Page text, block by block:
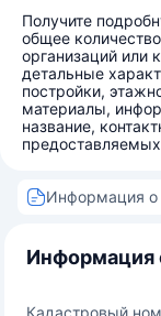
Получите
общее
организаций или
детальные
постройки,
материалы,
название,
Информация
Информация
Кадастровый